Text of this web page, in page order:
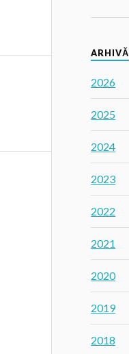
ARHIVĂ
2026
2025
2024
2023
2022
2021
2020
2019
2018